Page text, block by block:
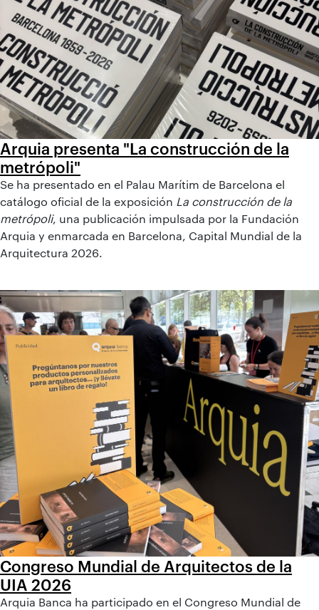
Arquia presenta "La construcción de la
metrópoli"
Se ha presentado en el Palau Marítim de Barcelona el
catálogo oficial de la exposición La construcción de la
metrópoli, una publicación impulsada por la Fundación
Arquia y enmarcada en Barcelona, Capital Mundial de la
Arquitectura 2026.
Congreso Mundial de Arquitectos de la
UIA 2026
Arquia Banca ha participado en el Congreso Mundial de